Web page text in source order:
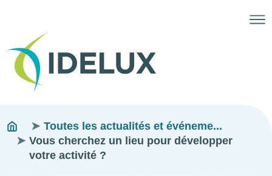
Fils
d'ariane
You
are
here:
Toutes les actualités et événeme...
Vous cherchez un lieu pour développer
votre activité ?